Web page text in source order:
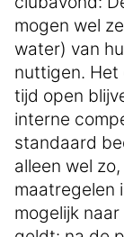
mogen wel
water) van
nuttigen. Het
tijd open
interne
standaard
alleen wel
maatregelen
mogelijk